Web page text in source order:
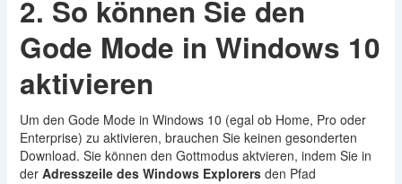
2. So können Sie den
Gode Mode in Windows 10
aktivieren
Um den Gode Mode in Windows 10 (egal ob Home, Pro oder
Enterprise) zu aktivieren, brauchen Sie keinen gesonderten
Download. Sie können den Gottmodus aktvieren, indem Sie in
der Adresszeile des Windows Explorersden Pfad